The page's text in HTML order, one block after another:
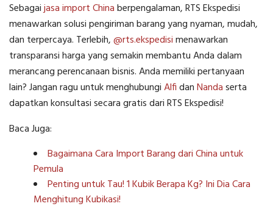
Sebagaijasa import Chinaberpengalaman, RTS Ekspedisi
menawarkan solusi pengiriman barang yang nyaman, mudah,
dan terpercaya. Terlebih,@rts.ekspedisimenawarkan
transparansi harga yang semakin membantu Anda dalam
merancang perencanaan bisnis. Anda memiliki pertanyaan
lain? Jangan ragu untuk menghubungiAlfidanNandaserta
dapatkan konsultasi secara gratis dari RTS Ekspedisi!
Baca Juga:
Bagaimana Cara Import Barang dari China untuk
Pemula
Penting untuk Tau! 1 Kubik Berapa Kg? Ini Dia Cara
Menghitung Kubikasi!